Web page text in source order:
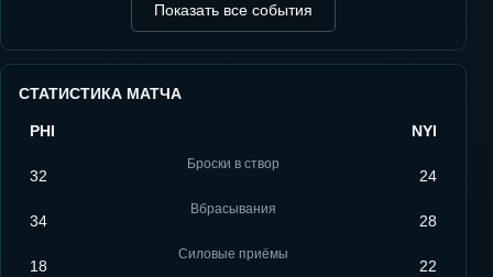
Показать все события
СТАТИСТИКА МАТЧА
PHI NYI
32
Броски в створ
24
34
Вбрасывания
28
18
Силовые приёмы
22